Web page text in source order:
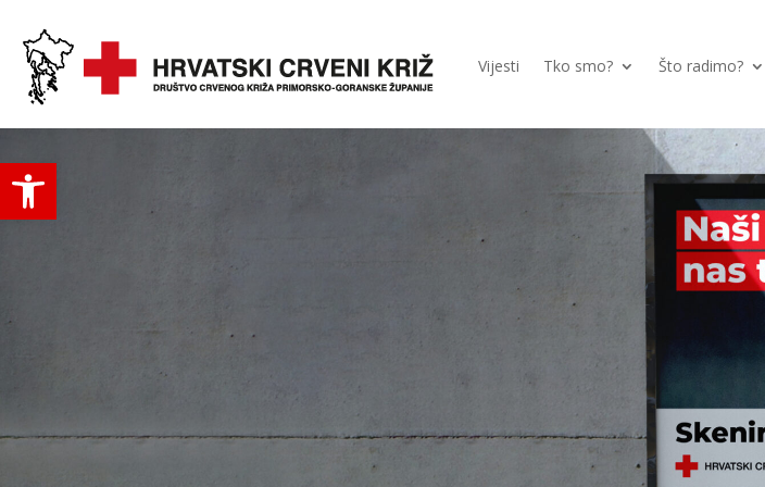
Open toolbar
Vijesti Tko smo? Što radimo?